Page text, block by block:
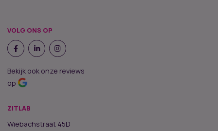
VOLG ONS OP
Bekijk ook onze reviews
op
ZITLAB
Wiebachstraat 45D